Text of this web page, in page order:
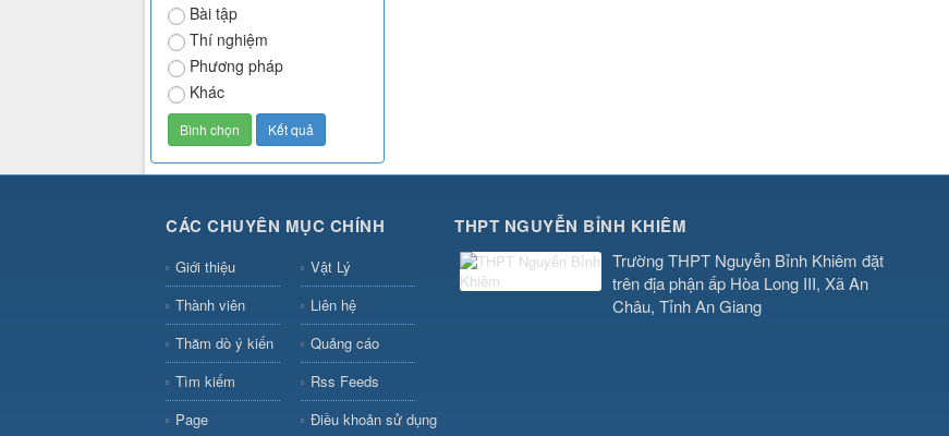
Bài tập
Thí nghiệm
Phương pháp
Khác
CÁC CHUYÊN MỤC CHÍNH
Giới thiệu
Vật Lý
Thành viên
Liên hệ
Thăm dò ý kiến
Quảng cáo
Tìm kiếm
Rss Feeds
Page
Điều khoản sử dụng
THPT NGUYỄN BỈNH KHIÊM
Trường THPT Nguyễn Bỉnh Khiêm đặt
trên địa phận ấp Hòa Long III, Xã An
Châu, Tỉnh An Giang